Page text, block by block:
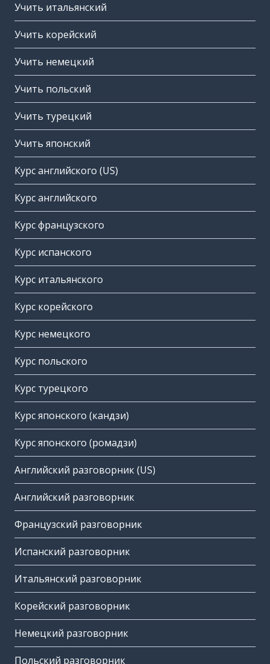
Учить итальянский
Учить корейский
Учить немецкий
Учить польский
Учить турецкий
Учить японский
Курс английского (US)
Курс английского
Курс французского
Курс испанского
Курс итальянского
Курс корейского
Курс немецкого
Курс польского
Курс турецкого
Курс японского (кандзи)
Курс японского (ромадзи)
Английский разговорник (US)
Английский разговорник
Французский разговорник
Испанский разговорник
Итальянский разговорник
Корейский разговорник
Немецкий разговорник
Польский разговорник